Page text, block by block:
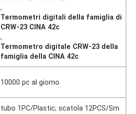
,
Termometri digitali della famiglia di
CRW-23 CINA 42c
,
Termometro digitale CRW-23 della
famiglia della CINA 42c
10000 pc al giorno
tubo 1PC/Plastic; scatola 12PCS/Sm